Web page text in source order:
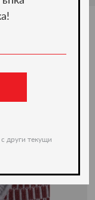
други текущи